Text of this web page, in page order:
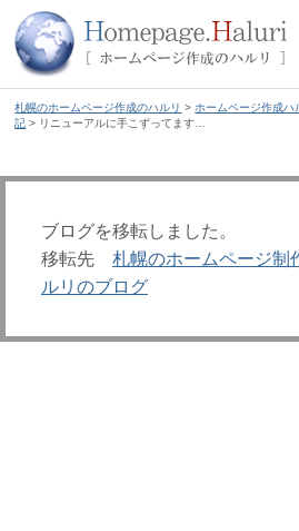
札幌のホームページ作成のハルリ > ホームページ作成ハ
記 > リニューアルに手こずってます…
ブログを移転しました。
移転先 札幌のホームページ制
ルリのブログ